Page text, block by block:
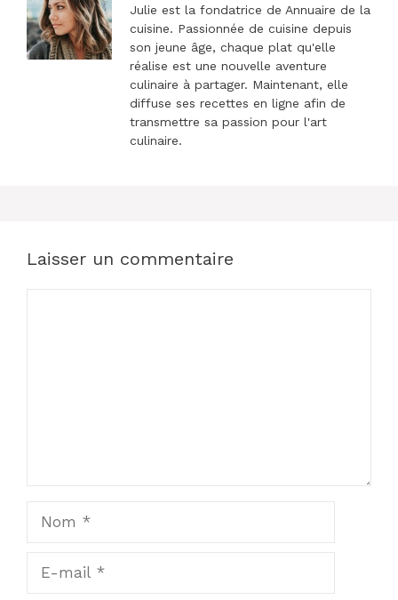
Julie est la fondatrice de Annuaire de la
cuisine. Passionnée de cuisine depuis
son jeune âge, chaque plat qu'elle
réalise est une nouvelle aventure
culinaire à partager. Maintenant, elle
diffuse ses recettes en ligne afin de
transmettre sa passion pour l'art
culinaire.
Laisser un commentaire